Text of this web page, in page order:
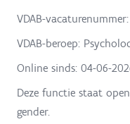
VDAB-
VDAB-beroep:
Online sinds: 04-06-
Deze functie staat
gender.